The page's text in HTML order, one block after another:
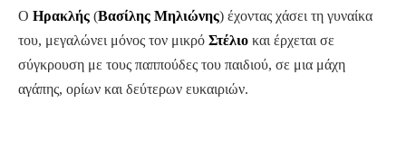
Ο Ηρακλής (Βασίλης Μηλιώνης) έχοντας χάσει τη γυναίκα
του, μεγαλώνει μόνος τον μικρό Στέλιο και έρχεται σε
σύγκρουση με τους παππούδες του παιδιού, σε μια μάχη
αγάπης, ορίων και δεύτερων ευκαιριών.